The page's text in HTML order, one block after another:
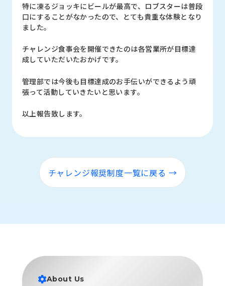
特に凍るジョッキにビールが最高で、ロブスターは普段
口にすることがなかったので、とても貴重な体験となり
ました。
チャレンジ食事会を開催できたのは各営業所が目標達
成していただいたおかげです。
管理部では今後も目標達成のお手伝いができるよう頑
張って活動していきたいと思います。
以上報告致します。
チャレンジ報奨制度一覧に戻る →
About Us